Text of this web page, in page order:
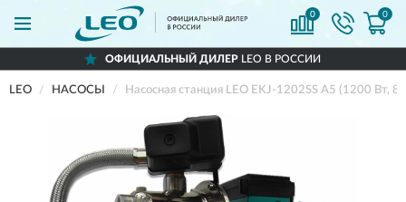
0 0
ОФИЦИАЛЬНЫЙ ДИЛЕРLEO В РОССИИ
LEO НАСОСЫ Насосная станция LEO EKJ-1202SS A5 (1200 Вт,